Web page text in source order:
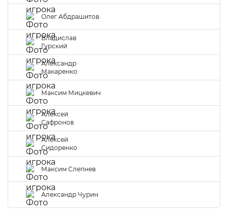
Олег Абдрашитов
Владислав
Гурский
Александр
Макаренко
Максим Мицкевич
Алексей
Сафронов
Алексей
Сидоренко
Максим Слепнев
Александр Чурин